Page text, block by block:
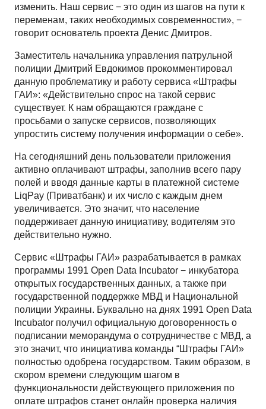
изменить. Наш сервис − это один из шагов на пути к
переменам, таких необходимых современности», −
говорит основатель проекта Денис Дмитров.
Заместитель начальника управления патрульной
полиции Дмитрий Евдокимов прокомментировал
данную проблематику и работу сервиса «Штрафы
ГАИ»: «Действительно спрос на такой сервис
существует. К нам обращаются граждане с
просьбами о запуске сервисов, позволяющих
упростить систему получения информации о себе».
На сегодняшний день пользователи приложения
активно оплачивают штрафы, заполнив всего пару
полей и вводя данные карты в платежной системе
LiqPay (Приватбанк) и их число с каждым днем
увеличивается. Это значит, что население
поддерживает данную инициативу, водителям это
действительно нужно.
Сервис «Штрафы ГАИ» разрабатывается в рамках
программы 1991 Open Data Incubator − инкубатора
открытых государственных данных, а также при
государственной поддержке МВД и Национальной
полиции Украины. Буквально на днях 1991 Open Data
Incubator получил официальную договоренность о
подписании меморандума о сотрудничестве с МВД, а
это значит, что инициатива команды “Штрафы ГАИ»
полностью одобрена государством. Таким образом, в
скором времени следующим шагом в
функциональности действующего приложения по
оплате штрафов станет онлайн проверка наличия